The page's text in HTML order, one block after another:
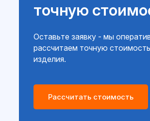
точную
Оставьте заявку - мы
рассчитаем точную стоимость
изделия.
Рассчитать стоимость